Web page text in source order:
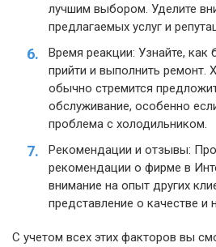
лучшим выбором. Уделите
предлагаемых услуг и
Время реакции: Узнайте,
прийти и выполнить ремонт.
обычно стремится
обслуживание, особенно
проблема с холодильником.
Рекомендации и отзывы:
рекомендации о фирме в
внимание на опыт других
представление о качестве и
С учетом всех этих факторов вы